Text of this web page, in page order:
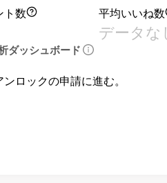
ト数 平均いいね数
データな
ダッシュボード
ロックの申請に進む。